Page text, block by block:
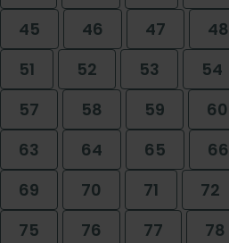
45
46 47 48
51
52 53 54
57
58 59 60
63
64 65 66
69
70 71 72
75
76 77 78